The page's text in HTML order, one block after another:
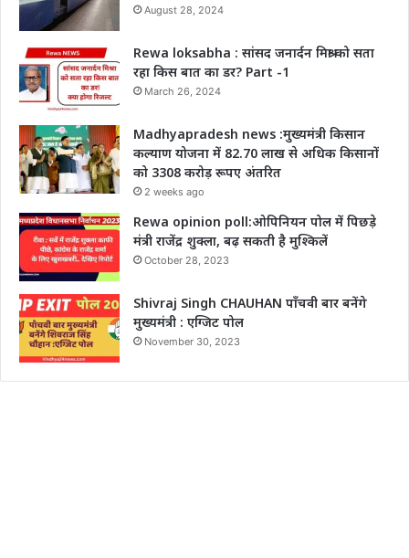
August 28, 2024
Rewa loksabha : सांसद जनार्दन मिश्रा को सता
रहा किस बात का डर? Part -1
March 26, 2024
Madhyapradesh news :मुख्यमंत्री किसान
कल्याण योजना में 82.70 लाख से अधिक किसानों
को 3308 करोड़ रूपए अंतरित
2 weeks ago
Rewa opinion poll:ओपिनियन पोल में पिछड़े
मंत्री राजेंद्र शुक्ला, बढ़ सकती है मुश्किलें
October 28, 2023
Shivraj Singh CHAUHAN पाँचवी बार बनेंगे
मुख्यमंत्री : एग्जिट पोल
November 30, 2023